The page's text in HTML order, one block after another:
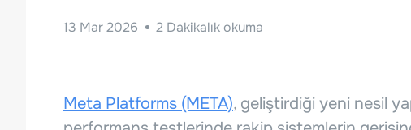
13 Mar 2026 2 Dakikalık okuma
Meta Platforms (META), geliştirdiği yeni nesil